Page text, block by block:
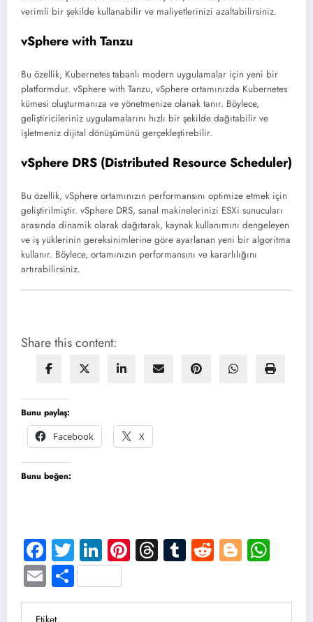
verimli bir şekilde kullanabilir ve maliyetlerinizi azaltabilirsiniz.
vSphere with Tanzu
Bu özellik, Kubernetes tabanlı modern uygulamalar için yeni bir
platformdur. vSphere with Tanzu, vSphere ortamınızda Kubernetes
kümesi oluşturmanıza ve yönetmenize olanak tanır. Böylece,
geliştiricileriniz uygulamalarını hızlı bir şekilde dağıtabilir ve
işletmeniz dijital dönüşümünü gerçekleştirebilir.
vSphere DRS (Distributed Resource Scheduler)
Bu özellik, vSphere ortamınızın performansını optimize etmek için
geliştirilmiştir. vSphere DRS, sanal makinelerinizi ESXi sunucuları
arasında dinamik olarak dağıtarak, kaynak kullanımını dengeleyen
ve iş yüklerinin gereksinimlerine göre ayarlanan yeni bir algoritma
kullanır. Böylece, ortamınızın performansını ve kararlılığını
artırabilirsiniz.
Share this content:
Bunu paylaş:
Facebook
X
Bunu beğen:
Facebook
TwitterLinkedIn
Pinterest
Threads
Tumblr
Reddit
EmailShare